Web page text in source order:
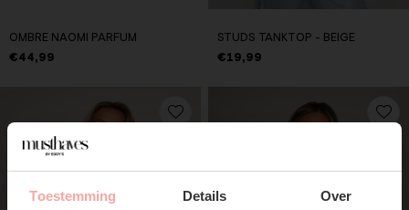
Toestemming Details Over
OMBRE NAOMI PARFUM
€44,99
STUDS TANKTOP - BEIGE
€19,99